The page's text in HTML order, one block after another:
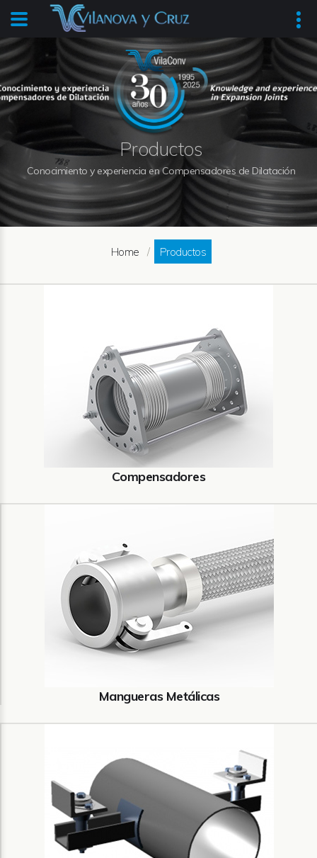
Productos
Conocimiento y experiencia en Compensadores de Dilatación
Home Productos
Compensadores
Mangueras Metálicas